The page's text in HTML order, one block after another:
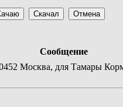
Сообщение
Москва, для Тамары